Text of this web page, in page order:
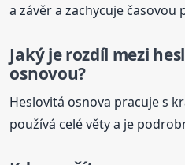
a závěr a zachycuje časovou
Jaký je rozdíl mezi
osnovou?
Heslovitá osnova pracuje s
používá celé věty a je